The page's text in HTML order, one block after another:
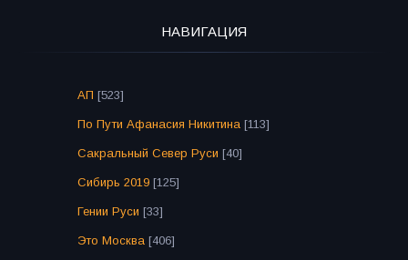
НАВИГАЦИЯ
АП [523]
По Пути Афанасия Никитина [113]
Сакральный Север Руси [40]
Сибирь 2019 [125]
Гении Руси [33]
Это Москва [406]